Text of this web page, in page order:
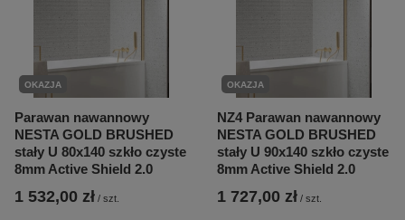
OKAZJA
Parawan nawannowy
NESTA GOLD BRUSHED
stały U 80x140 szkło czyste
8mm Active Shield 2.0
1 532,00 zł / szt.
OKAZJA
NZ4 Parawan nawannowy
NESTA GOLD BRUSHED
stały U 90x140 szkło czyste
8mm Active Shield 2.0
1 727,00 zł / szt.